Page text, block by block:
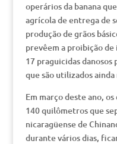
operários da banana
agrícola de entrega de
produção de grãos
prevêem a proibição
17 praguicidas danosos
que são utilizados ainda
Em março deste ano,
140 quilômetros que
nicaragüense de
durante vários dias,